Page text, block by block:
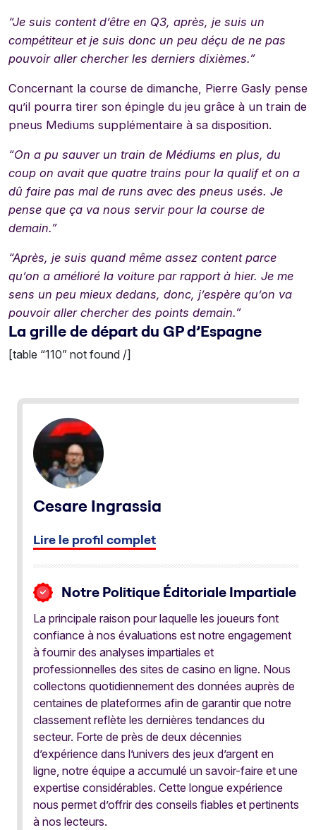
“Je suis content d’être en Q3, après, je suis un
compétiteur et je suis donc un peu déçu de ne pas
pouvoir aller chercher les derniers dixièmes.”
Concernant la course de dimanche, Pierre Gasly pense
qu’il pourra tirer son épingle du jeu grâce à un train de
pneus Mediums supplémentaire à sa disposition.
“On a pu sauver un train de Médiums en plus, du
coup on avait que quatre trains pour la qualif et on a
dû faire pas mal de runs avec des pneus usés. Je
pense que ça va nous servir pour la course de
demain.”
“Après, je suis quand même assez content parce
qu’on a amélioré la voiture par rapport à hier. Je me
sens un peu mieux dedans, donc, j’espère qu’on va
pouvoir aller chercher des points demain.”
La grille de départ du GP d’Espagne
[table “110” not found /]
Cesare Ingrassia
Lire le profil complet
Notre Politique Éditoriale Impartiale
La principale raison pour laquelle les joueurs font
confiance à nos évaluations est notre engagement
à fournir des analyses impartiales et
professionnelles des sites de casino en ligne. Nous
collectons quotidiennement des données auprès de
centaines de plateformes afin de garantir que notre
classement reflète les dernières tendances du
secteur. Forte de près de deux décennies
d’expérience dans l’univers des jeux d’argent en
ligne, notre équipe a accumulé un savoir-faire et une
expertise considérables. Cette longue expérience
nous permet d’offrir des conseils fiables et pertinents
à nos lecteurs.